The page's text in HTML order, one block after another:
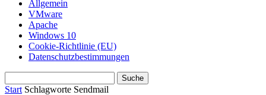
Allgemein
VMware
Apache
Windows 10
Cookie-Richtlinie (EU)
Datenschutzbestimmungen
Start Schlagworte Sendmail